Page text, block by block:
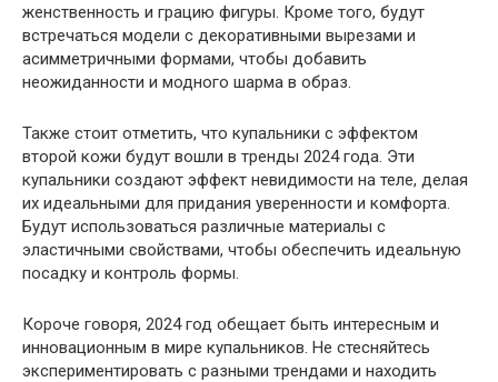
женственность и грацию фигуры. Кроме того, будут
встречаться модели с декоративными вырезами и
асимметричными формами, чтобы добавить
неожиданности и модного шарма в образ.
Также стоит отметить, что купальники с эффектом
второй кожи будут вошли в тренды 2024 года. Эти
купальники создают эффект невидимости на теле, делая
их идеальными для придания уверенности и комфорта.
Будут использоваться различные материалы с
эластичными свойствами, чтобы обеспечить идеальную
посадку и контроль формы.
Короче говоря, 2024 год обещает быть интересным и
инновационным в мире купальников. Не стесняйтесь
экспериментировать с разными трендами и находить